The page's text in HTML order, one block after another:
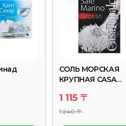
СОЛЬ МОРСКАЯ
КРУПНАЯ CASA
1 115 〒
1 240 〒